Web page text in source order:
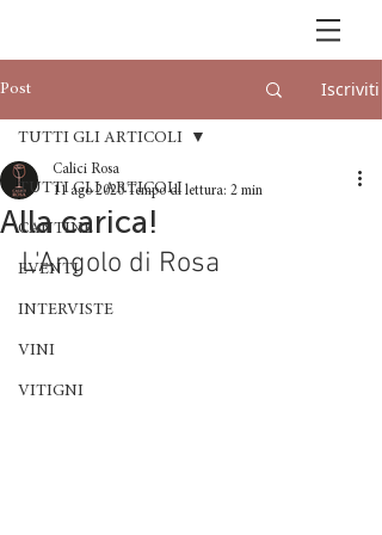
Post Iscriviti
TUTTI GLI ARTICOLI
CANTINE
EVENTI
INTERVISTE
VINI
VITIGNI
TUTTI GLI ARTICOLI
Alla carica!
Calici Rosa
11 ago 2020 Tempo di lettura: 2 min
L'Angolo di Rosa